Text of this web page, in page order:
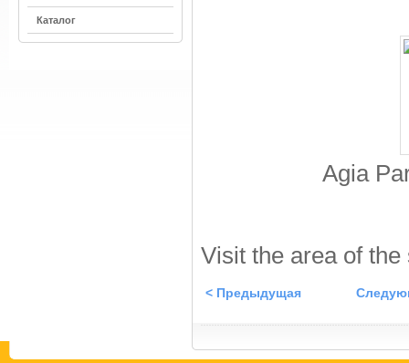
Каталог
Agia
Visit the area of
< Предыдущая